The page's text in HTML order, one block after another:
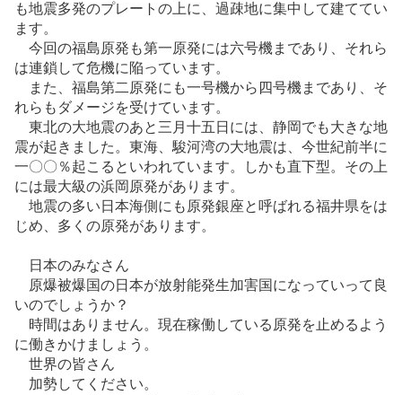
も地震多発のプレートの上に、過疎地に集中して建ててい
ます。
今回の福島原発も第一原発には六号機まであり、それら
は連鎖して危機に陥っています。
また、福島第二原発にも一号機から四号機まであり、そ
れらもダメージを受けています。
東北の大地震のあと三月十五日には、静岡でも大きな地
震が起きました。東海、駿河湾の大地震は、今世紀前半に
一〇〇％起こるといわれています。しかも直下型。その上
には最大級の浜岡原発があります。
地震の多い日本海側にも原発銀座と呼ばれる福井県をは
じめ、多くの原発があります。
日本のみなさん
原爆被爆国の日本が放射能発生加害国になっていって良
いのでしょうか？
時間はありません。現在稼働している原発を止めるよう
に働きかけましょう。
世界の皆さん
加勢してください。